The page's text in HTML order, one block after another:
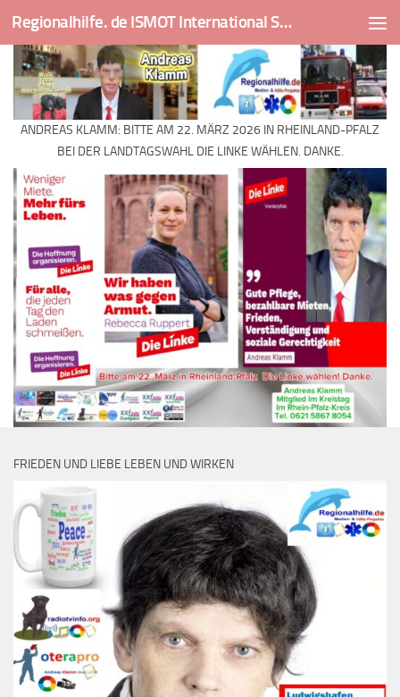
Skip to content Regionalhilfe. de ISMOT International Social And Medical Outreach Team
ANDREAS KLAMM: BITTE AM 22. MÄRZ 2026 IN RHEINLAND-PFALZ
BEI DER LANDTAGSWAHL DIE LINKE WÄHLEN. DANKE.
FRIEDEN UND LIEBE LEBEN UND WIRKEN